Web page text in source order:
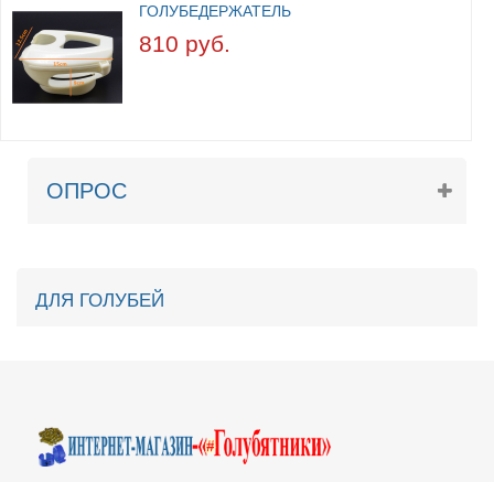
ГОЛУБЕДЕРЖАТЕЛЬ
810 руб.
ОПРОС
ДЛЯ ГОЛУБЕЙ